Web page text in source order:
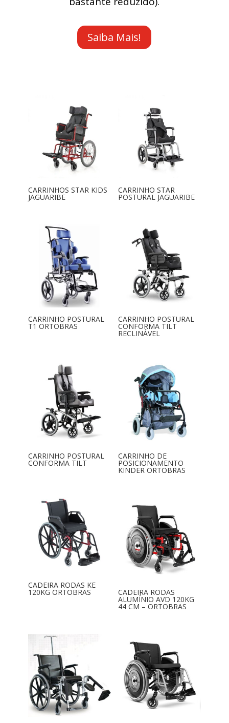
Saiba Mais!
CARRINHOS STAR KIDS
JAGUARIBE
CARRINHO STAR
POSTURAL JAGUARIBE
CARRINHO POSTURAL
T1 ORTOBRAS
CARRINHO POSTURAL
CONFORMA TILT
RECLINÁVEL
CARRINHO POSTURAL
CONFORMA TILT
CARRINHO DE
POSICIONAMENTO
KINDER ORTOBRAS
CADEIRA RODAS KE
120KG ORTOBRAS CADEIRA RODAS
ALUMÍNIO AVD 120KG
44 CM – ORTOBRAS